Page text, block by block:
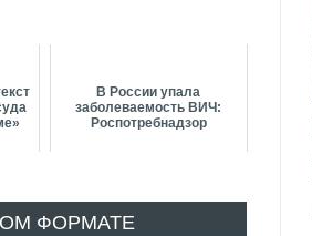
В России упала
заболеваемость ВИЧ:
Роспотребнадзор
ФОРМАТЕ